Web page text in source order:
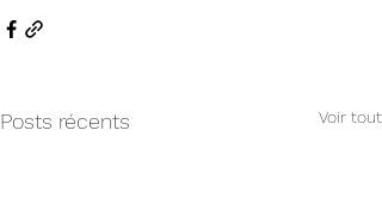
Posts récents Voir tout